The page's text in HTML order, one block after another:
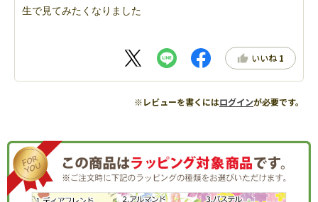
生で見てみたくなりました
いいね 1
※レビューを書くにはログインが必要です。